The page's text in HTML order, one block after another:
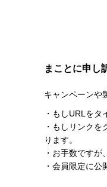
まことに申し
キャンペーンや
・もしURLを
・もしリンク
ります。
・お手数です
・会員限定に